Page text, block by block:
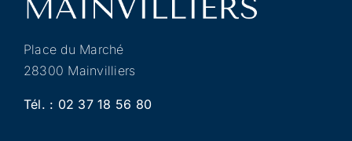
Place du Marché
28300 Mainvilliers
Tél. : 02 37 18 56 80